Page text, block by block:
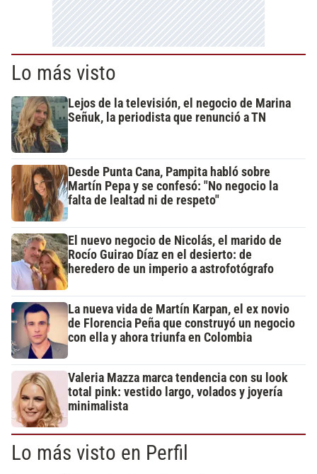
Lo más visto
Lejos de la televisión, el negocio de Marina
Señuk, la periodista que renunció a TN
Desde Punta Cana, Pampita habló sobre
Martín Pepa y se confesó: "No negocio la
falta de lealtad ni de respeto"
El nuevo negocio de Nicolás, el marido de
Rocío Guirao Díaz en el desierto: de
heredero de un imperio a astrofotógrafo
La nueva vida de Martín Karpan, el ex novio
de Florencia Peña que construyó un negocio
con ella y ahora triunfa en Colombia
Valeria Mazza marca tendencia con su look
total pink: vestido largo, volados y joyería
minimalista
Lo más visto en Perfil